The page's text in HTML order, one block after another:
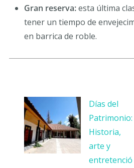
Gran reserva:esta última
tener un tiempo de
en barrica de roble.
Días del
Patrimonio:
Historia,
arte y
entretenció